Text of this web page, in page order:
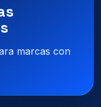
marcas con